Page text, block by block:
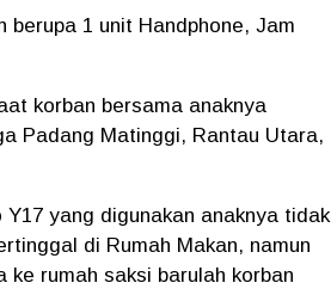
berupa 1 unit Handphone, Jam
korban bersama anaknya
Padang Matinggi, Rantau Utara,
yang digunakan anaknya tidak
di Rumah Makan, namun
rumah saksi barulah korban